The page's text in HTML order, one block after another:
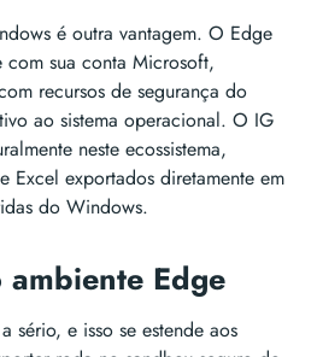
é outra vantagem. O Edge
com sua conta Microsoft,
recursos de segurança do
ao sistema operacional. O IG
neste ecossistema,
Excel exportados diretamente em
do Windows.
ambiente Edge
sério, e isso se estende aos